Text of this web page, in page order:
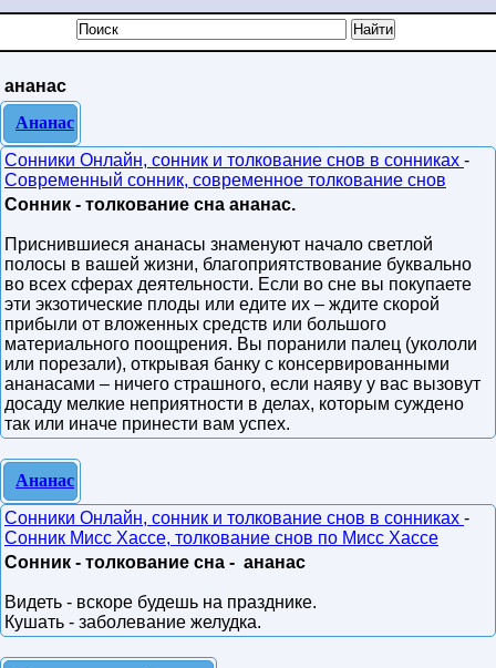
ананас
Ананас
Сонники Онлайн, сонник и толкование снов в сонниках -
Современный сонник, современное толкование снов
Сонник - толкование сна ананас.
Приснившиеся ананасы знаменуют начало светлой
полосы в вашей жизни, благоприятствование буквально
во всех сферах деятельности. Если во сне вы покупаете
эти экзотические плоды или едите их – ждите скорой
прибыли от вложенных средств или большого
материального поощрения. Вы поранили палец (укололи
или порезали), открывая банку с консервированными
ананасами – ничего страшного, если наяву у вас вызовут
досаду мелкие неприятности в делах, которым суждено
так или иначе принести вам успех.
Ананас
Сонники Онлайн, сонник и толкование снов в сонниках -
Сонник Мисс Хассе, толкование снов по Мисс Хассе
Сонник - толкование сна - ананас
Видеть - вскоре будешь на празднике.
Кушать - заболевание желудка.